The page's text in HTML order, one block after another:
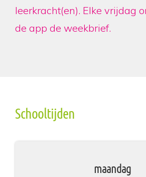
leerkracht(en). Elke vrijdag
de app de weekbrief.
Schooltijden
maandag